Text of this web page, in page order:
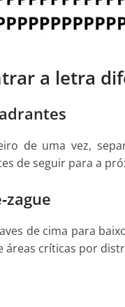
a letra
de uma vez,
de seguir para a
de cima para
áreas críticas por